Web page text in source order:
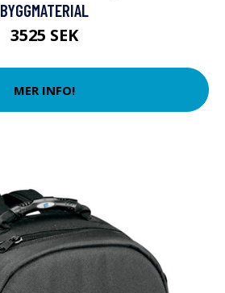
BYGGMATERIAL
3525 SEK
MER INFO!